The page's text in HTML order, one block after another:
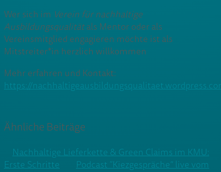
Wer sich im Verein für nachhaltige
Ausbildungsqualitätals Mentor oder als
Vereinsmitglied engagieren möchte ist als
Mitstreiter*in herzlich willkommen
Mehr erfahren und Kontakt:
https://
Ähnliche Beiträge
Nachhaltige Lieferkette & Green Claims im KMU:
Erste Schritte
Podcast “Kiezgespräche” live vom